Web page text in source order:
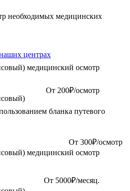
необходимых медицинских
центрах
медицинский осмотр
От 200₽/осмотр
бланка путевого
От 300₽/осмотр
медицинский осмотр
От 5000₽/месяц.